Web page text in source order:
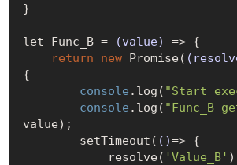
}
let Func_B = (value) => {
return
new Promise(
{
console .log( "Start
console .log( "Func_B
value);
        setTimeout(
()=> {
            resolve(
'Value_B'